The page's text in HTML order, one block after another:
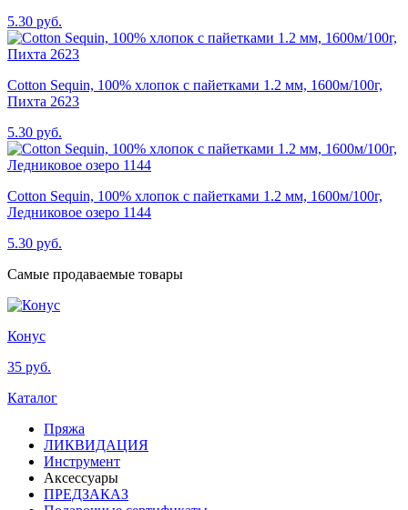
5.30 руб.
Cotton Sequin, 100% хлопок с пайетками 1.2 мм, 1600м/100г,
Пихта 2623
5.30 руб.
Cotton Sequin, 100% хлопок с пайетками 1.2 мм, 1600м/100г,
Ледниковое озеро 1144
5.30 руб.
Самые продаваемые товары
Конус
35 руб.
Каталог
Пряжа
ЛИКВИДАЦИЯ
Инструмент
Аксессуары
ПРЕДЗАКАЗ